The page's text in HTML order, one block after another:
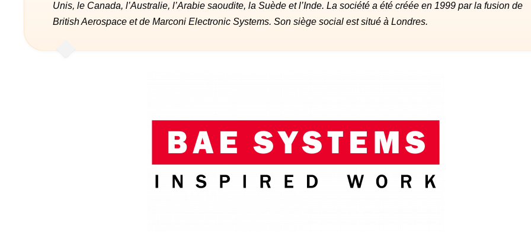
Unis, le Canada, l’Australie, l’Arabie saoudite, la Suède et l’Inde. La société a été créée en 1999 par la fusion de
British Aerospace et de Marconi Electronic Systems. Son siège social est situé à Londres.